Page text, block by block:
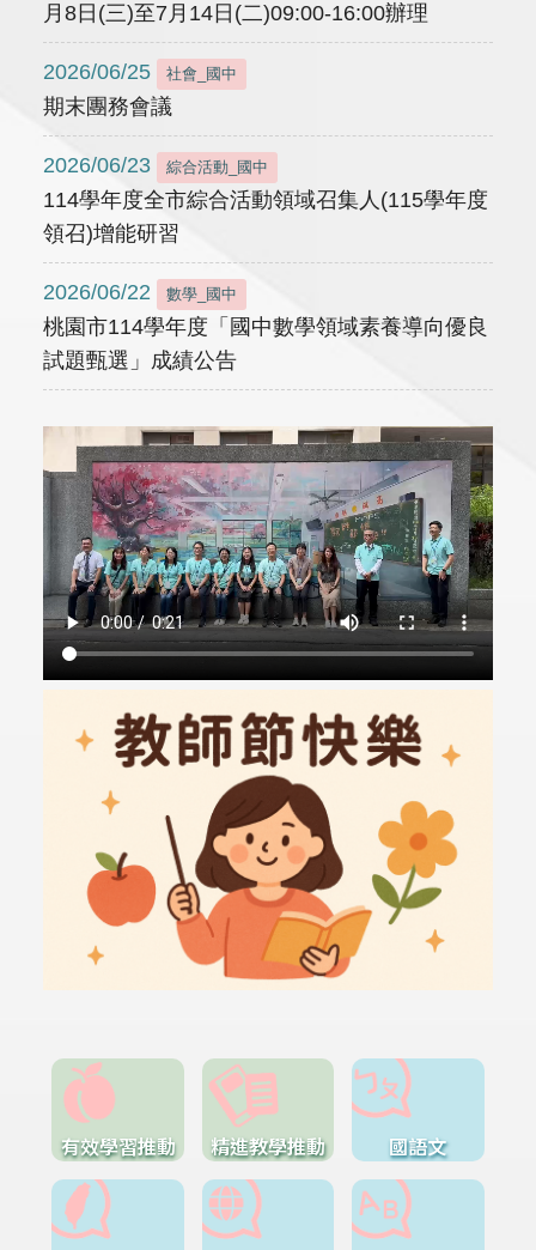
月8日(三)至7月14日(二)09:00-16:00辦理
2026/06/25 社會_國中
期末團務會議
2026/06/23 綜合活動_國中
114學年度全市綜合活動領域召集人(115學年度
領召)增能研習
2026/06/22 數學_國中
桃園市114學年度「國中數學領域素養導向優良
試題甄選」成績公告
有效學習推動 精進教學推動 國語文